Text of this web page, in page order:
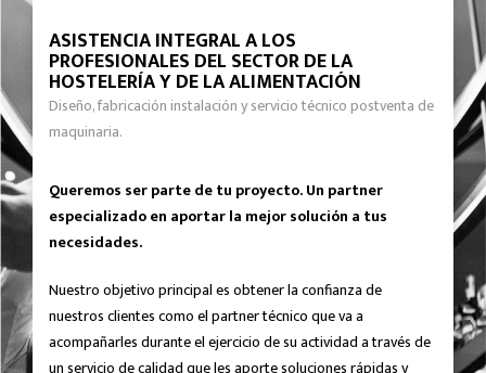
ASISTENCIA INTEGRAL A LOS
PROFESIONALES DEL SECTOR DE LA
HOSTELERÍA Y DE LA ALIMENTACIÓN
Diseño, fabricación instalación y servicio técnico postventa de
maquinaria.
Queremos ser parte de tu proyecto. Un partner
especializado en aportar la mejor solución a tus
necesidades.
Nuestro objetivo principal es obtener la confianza de
nuestros clientes como el partner técnico que va a
acompañarles durante el ejercicio de su actividad a través de